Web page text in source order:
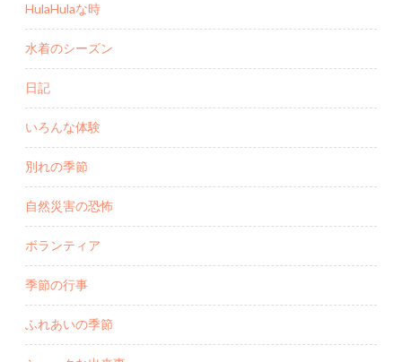
HulaHulaな時
水着のシーズン
日記
いろんな体験
別れの季節
自然災害の恐怖
ボランティア
季節の行事
ふれあいの季節